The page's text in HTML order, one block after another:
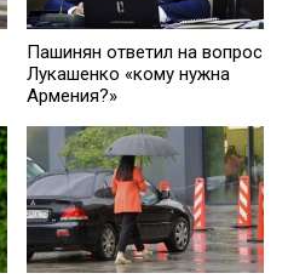
Пашинян ответил на вопрос
Лукашенко «кому нужна
Армения?»